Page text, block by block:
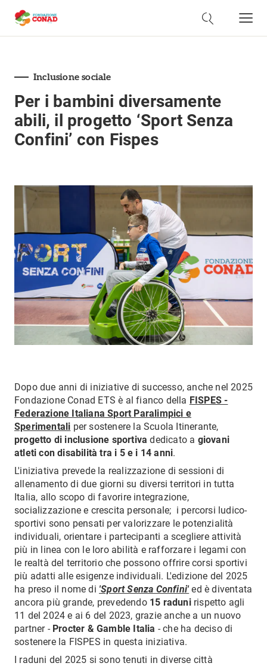
Inclusione sociale
Per i bambini diversamente
abili, il progetto ‘Sport Senza
Confini’ con Fispes
Dopo due anni di iniziative di successo, anche nel 2025
Fondazione Conad ETS è al fianco della FISPES -
Federazione Italiana Sport Paralimpici e
Sperimentali per sostenere la Scuola Itinerante,
progetto di inclusione sportivadedicato a giovani
atleti con disabilità tra i 5 e i 14 anni.
L'iniziativa prevede la realizzazione di sessioni di
allenamento di due giorni su diversi territori in tutta
Italia, allo scopo di favorire integrazione,
socializzazione e crescita personale; i percorsi ludico-
sportivi sono pensati per valorizzare le potenzialità
individuali, orientare i partecipanti a scegliere attività
più in linea con le loro abilità e rafforzare i legami con
le realtà del territorio che possono offrire corsi sportivi
più adatti alle esigenze individuali. L'edizione del 2025
ha preso il nome di 'Sport Senza Confini'ed è diventata
ancora più grande, prevedendo 15 radunirispetto agli
11 del 2024 e ai 6 del 2023, grazie anche a un nuovo
partner - Procter & Gamble Italia - che ha deciso di
sostenere la FISPES in questa iniziativa.
I raduni del 2025 si sono tenuti in diverse città